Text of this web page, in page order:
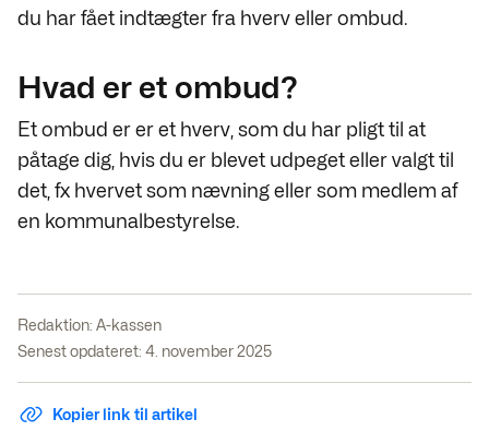
du har fået indtægter fra hverv eller ombud.
Hvad er et ombud?
Et ombud er er et hverv, som du har pligt til at
påtage dig, hvis du er blevet udpeget eller valgt til
det, fx hvervet som nævning eller som medlem af
en kommunalbestyrelse.
Redaktion: A-kassen
Senest opdateret: 4. november 2025
Kopier link til artikel